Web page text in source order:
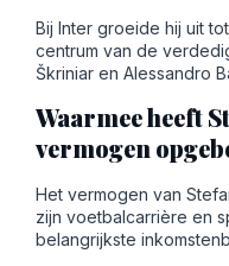
Bij Inter groeide hij uit
centrum van de
Škriniar en Alessandro
Waarmee heeft
vermogen
Het vermogen van
zijn voetbalcarrière en
belangrijkste